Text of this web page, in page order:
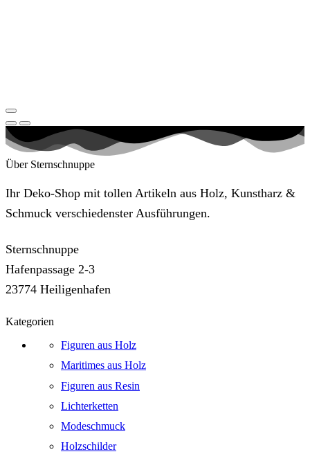
Über Sternschnuppe
Ihr Deko-Shop mit tollen Artikeln aus Holz, Kunstharz &
Schmuck verschiedenster Ausführungen.
Sternschnuppe
Hafenpassage 2-3
23774 Heiligenhafen
Kategorien
Figuren aus Holz
Maritimes aus Holz
Figuren aus Resin
Lichterketten
Modeschmuck
Holzschilder